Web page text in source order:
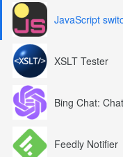
XSLT Tester
Bing Chat:
Feedly Notifier